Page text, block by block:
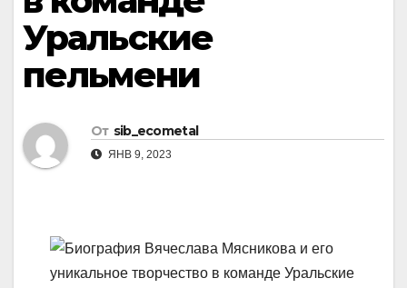
Уральские
пельмени
От sib_ecometal
ЯНВ 9, 2023